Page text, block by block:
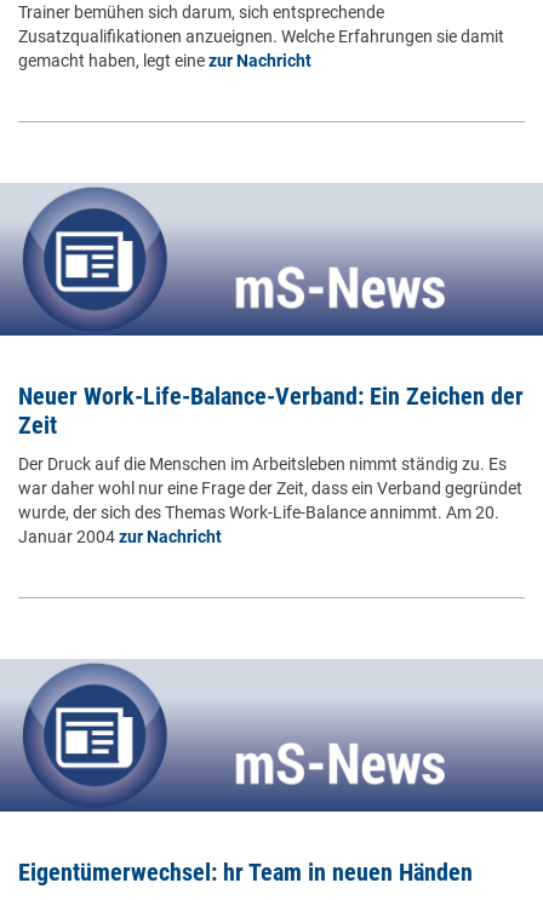
Trainer bemühen sich darum, sich entsprechende
Zusatzqualifikationen anzueignen. Welche Erfahrungen sie damit
gemacht haben, legt einezur Nachricht
Neuer Work-Life-Balance-Verband: Ein Zeichen der
Zeit
Der Druck auf die Menschen im Arbeitsleben nimmt ständig zu. Es
war daher wohl nur eine Frage der Zeit, dass ein Verband gegründet
wurde, der sich des Themas Work-Life-Balance annimmt. Am 20.
Januar 2004zur Nachricht
Eigentümerwechsel: hr Team in neuen Händen